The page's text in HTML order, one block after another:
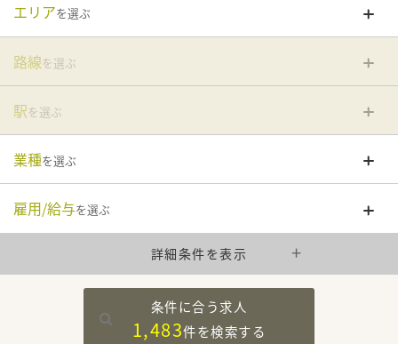
エリアを選ぶ
路線を選ぶ
駅を選ぶ
業種を選ぶ
雇用/給与を選ぶ
詳細条件を表示
条件に合う求人
1,483件を検索する